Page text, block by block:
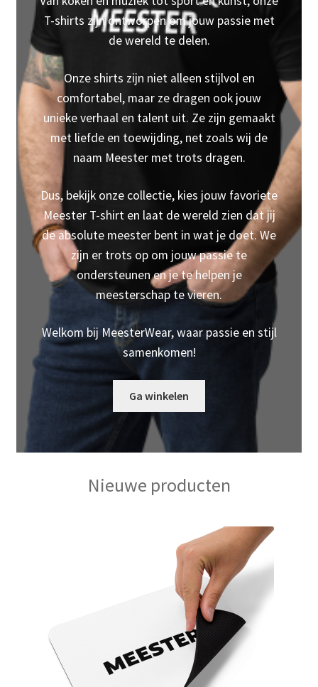
T-shirts zijn ontworpen om jouw passie met
de wereld te delen.
Onze shirts zijn niet alleen stijlvol en
comfortabel, maar ze dragen ook jouw
unieke verhaal en talent uit. Ze zijn gemaakt
met liefde en toewijding, net zoals wij de
naam Meester met trots dragen.
Dus, bekijk onze collectie, kies jouw favoriete
Meester T-shirt en laat de wereld zien dat jij
de absolute meester bent in wat je doet. We
zijn er trots op om jouw passie te
ondersteunen en je te helpen je
meesterschap te vieren.
Welkom bij MeesterWear, waar passie en stijl
samenkomen!
Ga winkelen
Nieuwe producten